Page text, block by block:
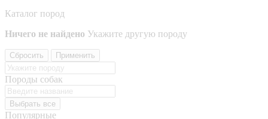
Каталог пород
Ничего не найдено Укажите другую породу
Сбросить Применить
Породы собак
Выбрать все
Популярные